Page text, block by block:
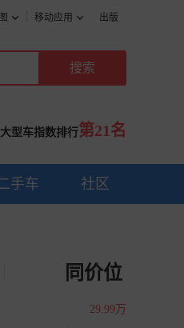
移动应用 出版
型车指数排行第21名
手车 社区
同价位
29.99万